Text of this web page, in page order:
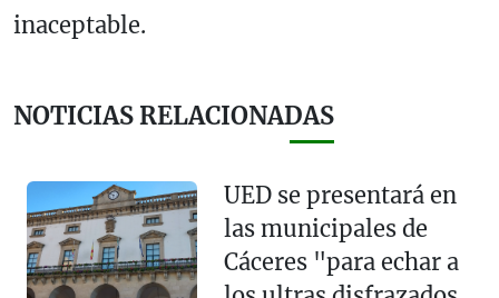
inaceptable.
NOTICIAS RELACIONADAS
UED se presentará en
las municipales de
Cáceres "para echar a